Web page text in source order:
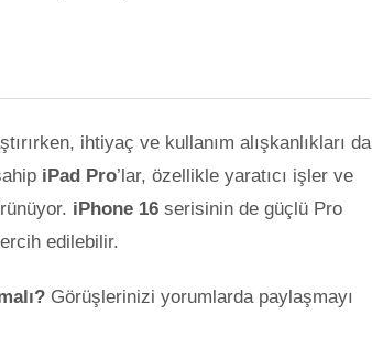
ihtiyaç ve kullanım alışkanlıkları da
iPad Pro’lar, özellikle yaratıcı işler ve
iPhone 16 serisinin de güçlü Pro
edilebilir.
Görüşlerinizi yorumlarda paylaşmayı